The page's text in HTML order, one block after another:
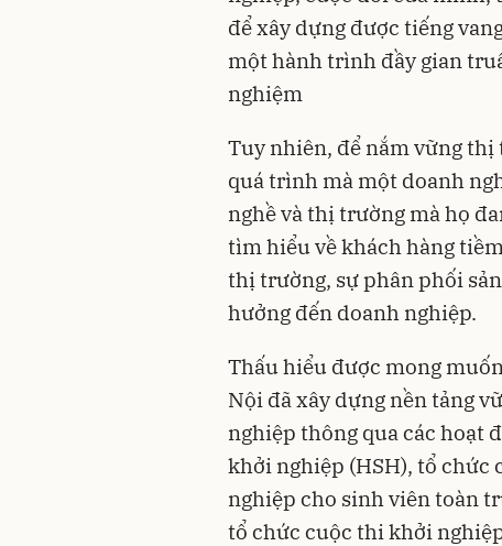
để xây dựng được tiếng
một hành trình đầy gian
nghiệm
Tuy nhiên, để nắm vững
quá trình mà một doanh
nghề và thị trường mà họ
tìm hiểu về khách hàng
thị trường, sự phân phối
hưởng đến doanh nghiệp.
Thấu hiểu được mong
Nội đã xây dựng nền tảng
nghiệp thông qua các hoạt
khởi nghiệp (HSH), tổ chức
nghiệp cho sinh viên toàn
tổ chức cuộc thi khởi